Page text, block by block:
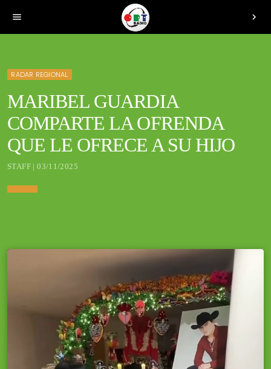
menu chevron_right
RADAR REGIONAL
MARIBEL GUARDIA
COMPARTE LA OFRENDA
QUE LE OFRECE A SU HIJO
STAFF | 03/11/2025